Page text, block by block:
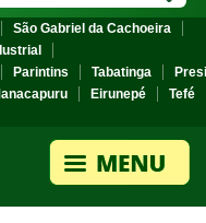
São Gabriel da Cachoeira
Parintins Tabatinga
Eirunepé
Tefé